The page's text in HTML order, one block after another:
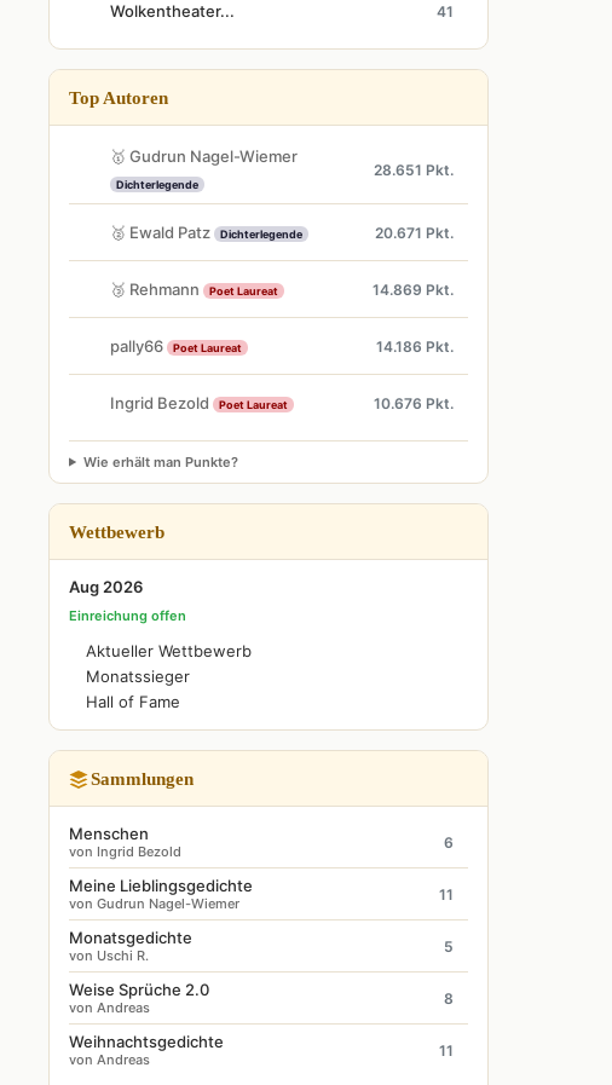
Wolkentheater... 41
Top Autoren
🥇 Gudrun Nagel-Wiemer
Dichterlegende
28.651 Pkt.
🥈 Ewald Patz Dichterlegende 20.671 Pkt.
🥉 Rehmann Poet Laureat 14.869 Pkt.
pally66 Poet Laureat 14.186 Pkt.
Ingrid Bezold Poet Laureat 10.676 Pkt.
Wie erhält man Punkte?
Wettbewerb
Aug 2026
Einreichung offen
Aktueller Wettbewerb
Monatssieger
Hall of Fame
Sammlungen
Menschen
von Ingrid Bezold
6
Meine Lieblingsgedichte
von Gudrun Nagel-Wiemer
11
Monatsgedichte
von Uschi R.
5
Weise Sprüche 2.0
von Andreas
8
Weihnachtsgedichte
von Andreas
11